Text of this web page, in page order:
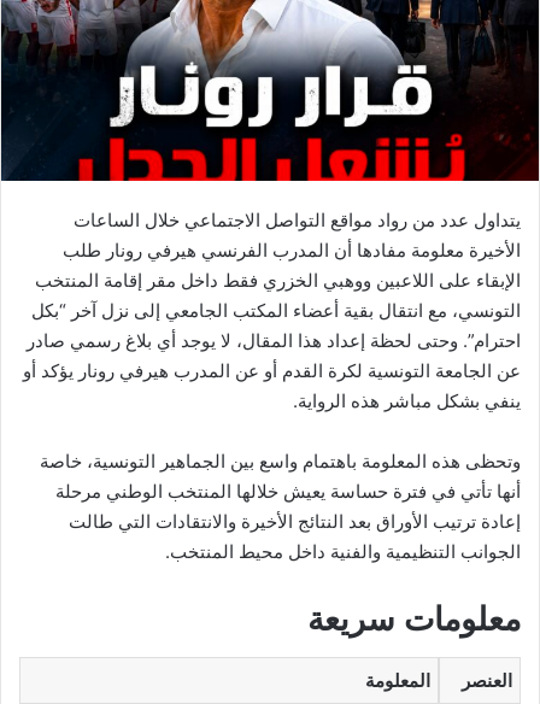
يتداول عدد من رواد مواقع التواصل الاجتماعي خلال الساعات
الأخيرة معلومة مفادها أن المدرب الفرنسي هيرفي رونار طلب
الإبقاء على اللاعبين ووهبي الخزري فقط داخل مقر إقامة المنتخب
التونسي، مع انتقال بقية أعضاء المكتب الجامعي إلى نزل آخر “بكل
احترام”. وحتى لحظة إعداد هذا المقال، لا يوجد أي بلاغ رسمي صادر
عن الجامعة التونسية لكرة القدم أو عن المدرب هيرفي رونار يؤكد أو
ينفي بشكل مباشر هذه الرواية.
وتحظى هذه المعلومة باهتمام واسع بين الجماهير التونسية، خاصة
أنها تأتي في فترة حساسة يعيش خلالها المنتخب الوطني مرحلة
إعادة ترتيب الأوراق بعد النتائج الأخيرة والانتقادات التي طالت
الجوانب التنظيمية والفنية داخل محيط المنتخب.
معلومات سريعة
العنصر المعلومة